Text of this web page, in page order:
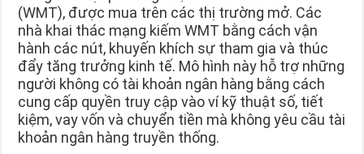
(WMT), được mua trên các thị trường mở. Các
nhà khai thác mạng kiếm WMT bằng cách vận
hành các nút, khuyến khích sự tham gia và thúc
đẩy tăng trưởng kinh tế. Mô hình này hỗ trợ những
người không có tài khoản ngân hàng bằng cách
cung cấp quyền truy cập vào ví kỹ thuật số, tiết
kiệm, vay vốn và chuyển tiền mà không yêu cầu tài
khoản ngân hàng truyền thống.